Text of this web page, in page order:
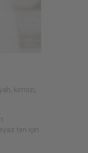
kırmızı,
ten için